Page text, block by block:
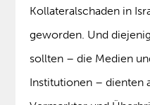
Kollateralschaden in
geworden. Und
sollten – die Medien
Institutionen – dienten